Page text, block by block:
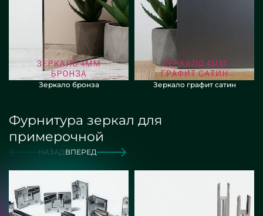
Зеркало бронза Зеркало графит сатин
Фурнитура зеркал для
примерочной
НАЗАДВПЕРЕД